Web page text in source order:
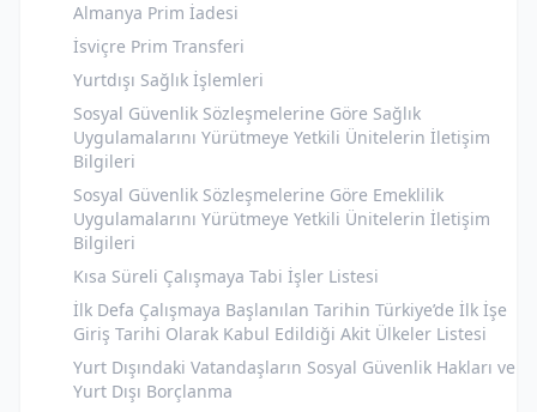
Almanya Prim İadesi
İsviçre Prim Transferi
Yurtdışı Sağlık İşlemleri
Sosyal Güvenlik Sözleşmelerine Göre Sağlık
Uygulamalarını Yürütmeye Yetkili Ünitelerin İletişim
Bilgileri
Sosyal Güvenlik Sözleşmelerine Göre Emeklilik
Uygulamalarını Yürütmeye Yetkili Ünitelerin İletişim
Bilgileri
Kısa Süreli Çalışmaya Tabi İşler Listesi
İlk Defa Çalışmaya Başlanılan Tarihin Türkiye’de İlk İşe
Giriş Tarihi Olarak Kabul Edildiği Akit Ülkeler Listesi
Yurt Dışındaki Vatandaşların Sosyal Güvenlik Hakları ve
Yurt Dışı Borçlanma